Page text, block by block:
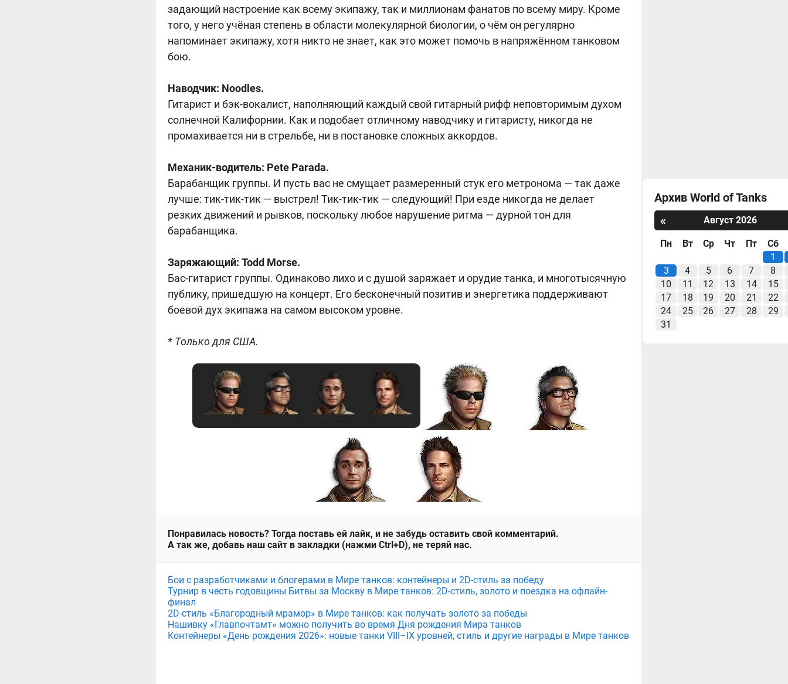
задающий настроение как всему экипажу, так и миллионам фанатов по всему миру. Кроме
того, у него учёная степень в области молекулярной биологии, о чём он регулярно
напоминает экипажу, хотя никто не знает, как это может помочь в напряжённом танковом
бою.
Наводчик: Noodles.
Гитарист и бэк-вокалист, наполняющий каждый свой гитарный рифф неповторимым духом
солнечной Калифорнии. Как и подобает отличному наводчику и гитаристу, никогда не
промахивается ни в стрельбе, ни в постановке сложных аккордов.
Механик-водитель: Pete Parada.
Барабанщик группы. И пусть вас не смущает размеренный стук его метронома — так даже
лучше: тик-тик-тик — выстрел! Тик-тик-тик — следующий! При езде никогда не делает
резких движений и рывков, поскольку любое нарушение ритма — дурной тон для
барабанщика.
Заряжающий: Todd Morse.
Бас-гитарист группы. Одинаково лихо и с душой заряжает и орудие танка, и многотысячную
публику, пришедшую на концерт. Его бесконечный позитив и энергетика поддерживают
боевой дух экипажа на самом высоком уровне.
* Только для США.
Понравилась новость? Тогда поставь ей лайк, и не забудь оставить свой комментарий.
А так же, добавь наш сайт в закладки (нажми Ctrl+D), не теряй нас.
Бои с разработчиками и блогерами в Мире танков: контейнеры и 2D-стиль за победу
Турнир в честь годовщины Битвы за Москву в Мире танков: 2D-стиль, золото и поездка на офлайн-
финал
2D-стиль «Благородный мрамор» в Мире танков: как получать золото за победы
Нашивку «Главпочтамт» можно получить во время Дня рождения Мира танков
Контейнеры «День рождения 2026»: новые танки VIII–IX уровней, стиль и другие награды в Мире танков
Архив World of Tanks
«
Август 2026
Пн Вт Ср Чт Пт
Сб
1
3
4 5 6 7
8
10
11 12 13 14
15
17
18 19 20 21
22
24
25 26 27 28
29
31